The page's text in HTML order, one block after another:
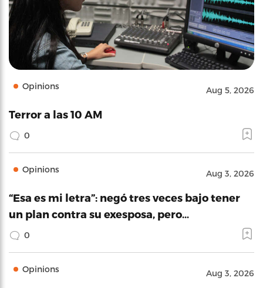
Opinions Aug 5, 2026
Terror a las 10 AM
0
Opinions Aug 3, 2026
“Esa es mi letra”: negó tres veces bajo tener
un plan contra su exesposa, pero…
0
Opinions Aug 3, 2026